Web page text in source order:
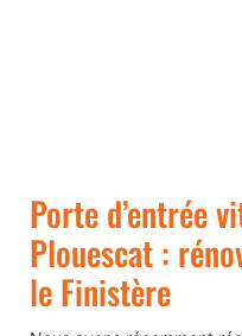
Porte d’entrée
Plouescat :
le Finistère